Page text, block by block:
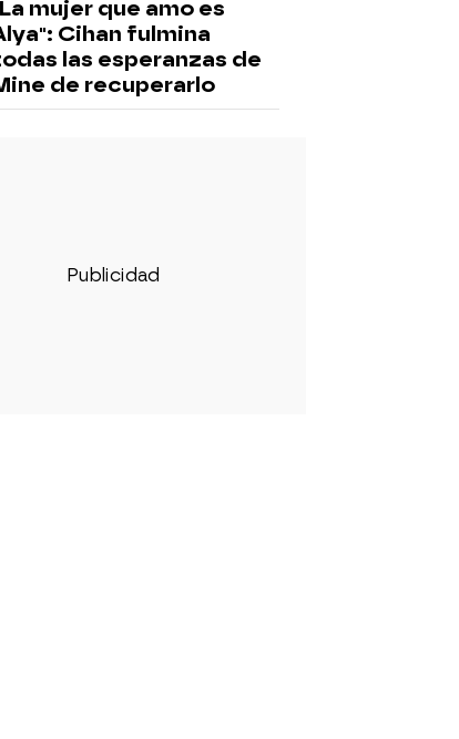
mujer que amo es
Cihan fulmina
las esperanzas de
de recuperarlo